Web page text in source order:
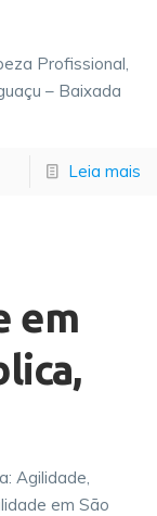
Profissional,
– Baixada
Leia mais
em
Agilidade,
em São